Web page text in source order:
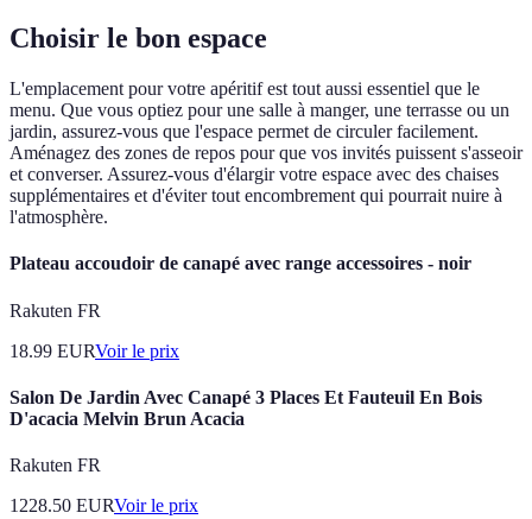
Choisir le bon espace
L'emplacement pour votre apéritif est tout aussi essentiel que le
menu. Que vous optiez pour une salle à manger, une terrasse ou un
jardin, assurez-vous que l'espace permet de circuler facilement.
Aménagez des zones de repos pour que vos invités puissent s'asseoir
et converser. Assurez-vous d'élargir votre espace avec des chaises
supplémentaires et d'éviter tout encombrement qui pourrait nuire à
l'atmosphère.
Plateau accoudoir de canapé avec range accessoires - noir
Rakuten FR
18.99 EURVoir le prix
Salon De Jardin Avec Canapé 3 Places Et Fauteuil En Bois
D'acacia Melvin Brun Acacia
Rakuten FR
1228.50 EURVoir le prix